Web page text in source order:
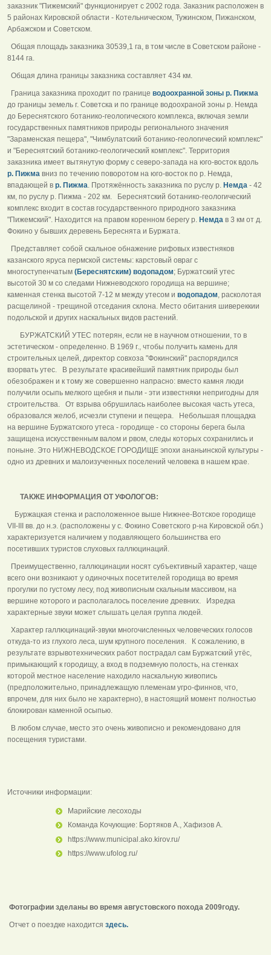
заказник "Пижемский" функционирует с 2002 года. Заказник расположен в
5 районах Кировской области - Котельническом, Тужинском, Пижанском,
Арбажском и Советском.
Общая площадь заказника 30539,1 га, в том числе в Советском районе -
8144 га.
Общая длина границы заказника составляет 434 км.
Граница заказника проходит по границе водоохранной зоны р. Пижма
до границы земель г. Советска и по границе водоохраной зоны р. Немда
до Береснятского ботанико-геологического комплекса, включая земли
государственных памятников природы регионального значения
"Зараменская пещера", "Чимбулатский ботанико-геологический комплекс"
и "Береснятский ботанико-геологический комплекс". Территория
заказника имеет вытянутую форму с северо-запада на юго-восток вдоль
р. Пижма вниз по течению поворотом на юго-восток по р. Немда,
впадающей в р. Пижма. Протяжённость заказника по руслу р. Немда - 42
км, по руслу р. Пижма - 202 км. Береснятский ботанико-геологический
комплекс входит в состав государственного природного заказника
"Пижемский". Находится на правом коренном берегу р. Немда в 3 км от д.
Фокино у бывших деревень Береснята и Буржата.
Представляет собой скальное обнажение рифовых известняков
казанского яруса пермской системы: карстовый овраг с
многоступенчатым (Береснятским) водопадом; Буржатский утес
высотой 30 м со следами Нижневодского городища на вершине;
каменная стенка высотой 7-12 м между утесом и водопадом, расколотая
расщелиной - трещиной отседания склона. Место обитания шивереккии
подольской и других наскальных видов растений.
БУРЖАТСКИЙ УТЕС потерян, если не в научном отношении, то в
эстетическом - определенно. В 1969 г., чтобы получить камень для
строительных целей, директор совхоза "Фокинский" распорядился
взорвать утес. В результате красивейший памятник природы был
обезображен и к тому же совершенно напрасно: вместо камня люди
получили осыпь мелкого щебня и пыли - эти известняки непригодны для
строительства. От взрыва обрушилась наиболее высокая часть утеса,
образовался желоб, исчезли ступени и пещера. Небольшая площадка
на вершине Буржатского утеса - городище - со стороны берега была
защищена искусственным валом и рвом, следы которых сохранились и
поныне. Это НИЖНЕВОДСКОЕ ГОРОДИЩЕ эпохи ананьинской культуры -
одно из древних и малоизученных поселений человека в нашем крае.
ТАКЖЕ ИНФОРМАЦИЯ ОТ УФОЛОГОВ:
Буржацкая стенка и расположенное выше Нижнее-Вотское городище
VII-III вв. до н.э. (расположены у с. Фокино Советского р-на Кировской обл.)
характеризуется наличием у подавляющего большинства его
посетивших туристов слуховых галлюцинаций.
Преимущественно, галлюцинации носят субъективный характер, чаще
всего они возникают у одиночных посетителей городища во время
прогулки по густому лесу, под живописным скальным массивом, на
вершине которого и располагалось поселение древних. Изредка
характерные звуки может слышать целая группа людей.
Характер галлюцинаций-звуки многочисленных человеческих голосов
откуда-то из глухого леса, шум крупного поселения. К сожалению, в
результате взрывотехнических работ пострадал сам Буржатский утёс,
примыкающий к городищу, а вход в подземную полость, на стенках
которой местное население находило наскальную живопись
(предположительно, принадлежащую племенам угро-финнов, что,
впрочем, для них было не характерно), в настоящий момент полностью
блокирован каменной осыпью.
В любом случае, место это очень живописно и рекомендовано для
посещения туристами.
Источники информации:
Марийские лесоходы
Команда Кочующие: Бортяков А., Хафизов А.
https://www.municipal.ako.kirov.ru/
https://www.ufolog.ru/
Фотографии зделаны во время августовского похода 2009году.
Отчет о поездке находится здесь.